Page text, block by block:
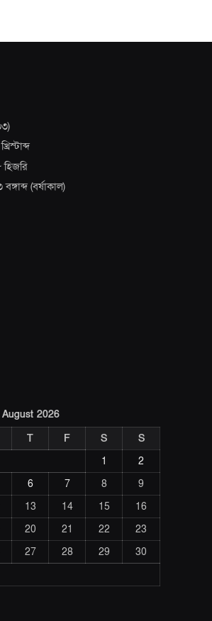
)
(বর্ষাকাল)
August 2026
T F S
S
1
2
6 7 8
9
13 14 15
16
20 21 22
23
27 28 29
30